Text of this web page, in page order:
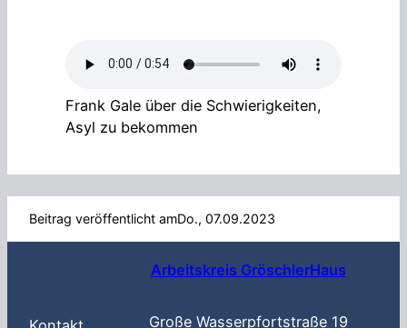
Frank Gale über die Schwierigkeiten,
Asyl zu bekommen
Beitrag veröffentlicht amDo., 07.09.2023
Arbeitskreis GröschlerHaus
Große Wasserpfortstraße 19